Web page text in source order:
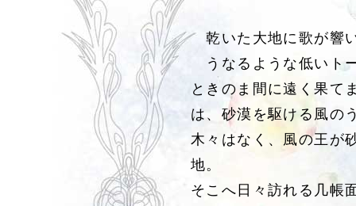
乾いた大地に歌が響
うなるような低いト
ときのま間に遠く果て
は、砂漠を駆ける風の
木々はなく、風の王が
地。
そこへ日々訪れる几帳